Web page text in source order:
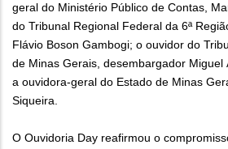
geral do Ministério Público de Contas,
do Tribunal Regional Federal da 6ª
Flávio Boson Gambogi; o ouvidor do
de Minas Gerais, desembargador Miguel
a ouvidora-geral do Estado de Minas
Siqueira.
O Ouvidoria Day reafirmou o